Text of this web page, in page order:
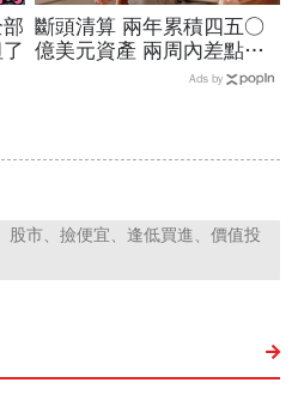
斷頭清算 兩年累積四五○
億美元資產 兩周內差點全
爆倉 華爾街少年股神四倍
Ads by
股市、撿便宜、逢低買進、價值投